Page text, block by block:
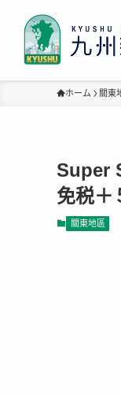
ホーム 關東
Super
免税＋
關東地區